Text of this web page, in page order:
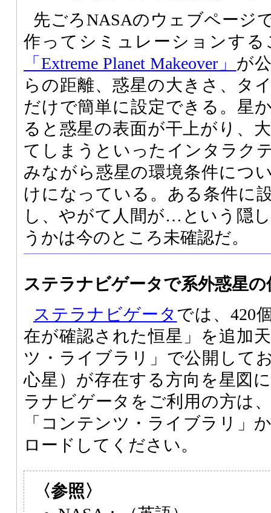
先ごろNASAのウェブページ
作ってシミュレーションす
「Extreme Planet Makeover」 が
らの距離、惑星の大きさ、タ
だけで簡単に設定できる。星
ると惑星の表面が干上がり、
てしまうといったインタラク
みながら惑星の環境条件につ
けになっている。ある条件に
し、やがて人間が…という隠
うかは今のところ未確認だ。
ステラナビゲータで系外惑星の
ステラナビゲータ では、420
在が確認された恒星」を追加
ツ・ライブラリ」で公開して
心星）が存在する方向を星図
ラナビゲータをご利用の方は
「コンテンツ・ライブラリ」
ロードしてください。
〈参照〉